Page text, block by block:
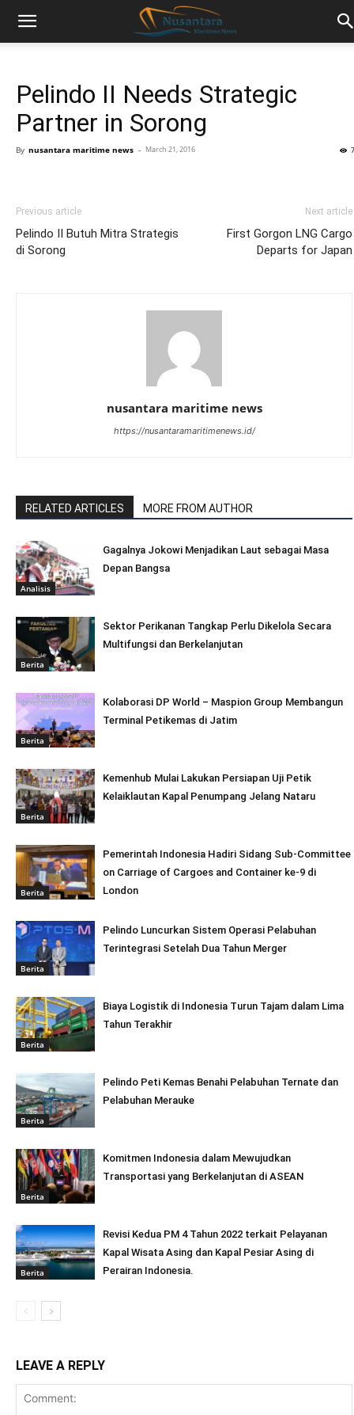
Pelindo II Needs Strategic
Partner in Sorong
By nusantara maritime news - March 21, 2016
Previous article
Pelindo II Butuh Mitra Strategis
di Sorong
Next article
First Gorgon LNG Cargo
Departs for Japan
nusantara maritime news
https://nusantaramaritimenews.id/
RELATED ARTICLES MORE FROM AUTHOR
Analisis
Gagalnya Jokowi Menjadikan Laut sebagai Masa
Depan Bangsa
Berita
Sektor Perikanan Tangkap Perlu Dikelola Secara
Multifungsi dan Berkelanjutan
Berita
Kolaborasi DP World – Maspion Group Membangun
Terminal Petikemas di Jatim
Berita
Kemenhub Mulai Lakukan Persiapan Uji Petik
Kelaiklautan Kapal Penumpang Jelang Nataru
Berita
Pemerintah Indonesia Hadiri Sidang Sub-Committee
on Carriage of Cargoes and Container ke-9 di
London
Berita
Pelindo Luncurkan Sistem Operasi Pelabuhan
Terintegrasi Setelah Dua Tahun Merger
Berita
Biaya Logistik di Indonesia Turun Tajam dalam Lima
Tahun Terakhir
Berita
Pelindo Peti Kemas Benahi Pelabuhan Ternate dan
Pelabuhan Merauke
Berita
Komitmen Indonesia dalam Mewujudkan
Transportasi yang Berkelanjutan di ASEAN
Berita
Revisi Kedua PM 4 Tahun 2022 terkait Pelayanan
Kapal Wisata Asing dan Kapal Pesiar Asing di
Perairan Indonesia.
LEAVE A REPLY